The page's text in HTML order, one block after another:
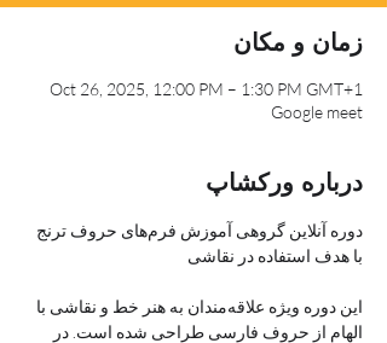
زمان و مکان
Oct 26, 2025, 12:00 PM – 1:30 PM GMT+1
Google meet
درباره ورکشاپ
دوره آنلاین گروهی آموزش فرم‌های حروف ترنج
با هدف استفاده در نقاشی
این دوره ویژه علاقه‌مندان به هنر خط و نقاشی با
الهام از حروف فارسی طراحی شده است. در